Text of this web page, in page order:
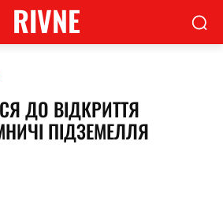
RIVNE
ДО ВІДКРИТТЯ
ПІДЗЕМЕЛЛЯ